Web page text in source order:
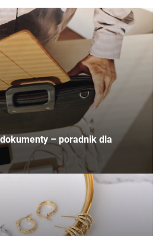
– poradnik dla